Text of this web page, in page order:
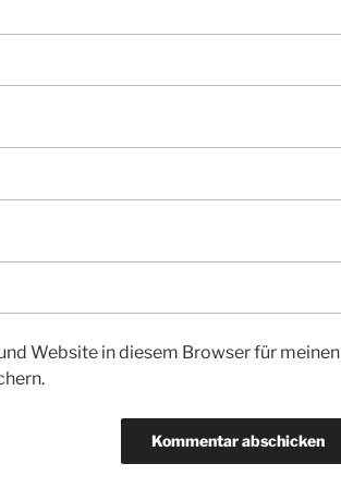
Website in diesem Browser für meinen